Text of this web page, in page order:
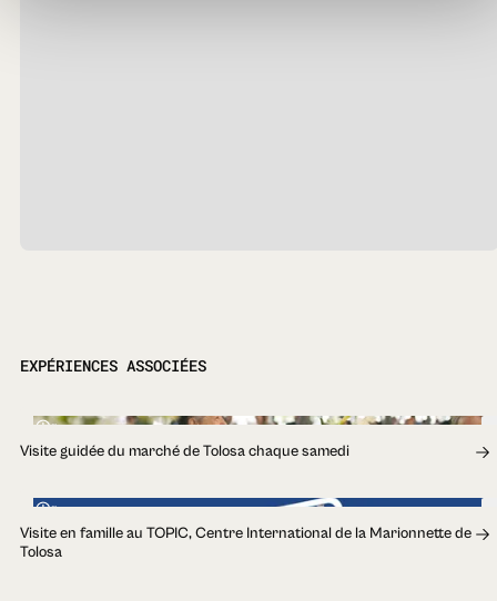
EXPÉRIENCES ASSOCIÉES
1h
Visite guidée du marché de Tolosa chaque samedi
1h
Visite en famille au TOPIC, Centre International de la Marionnette de
Tolosa